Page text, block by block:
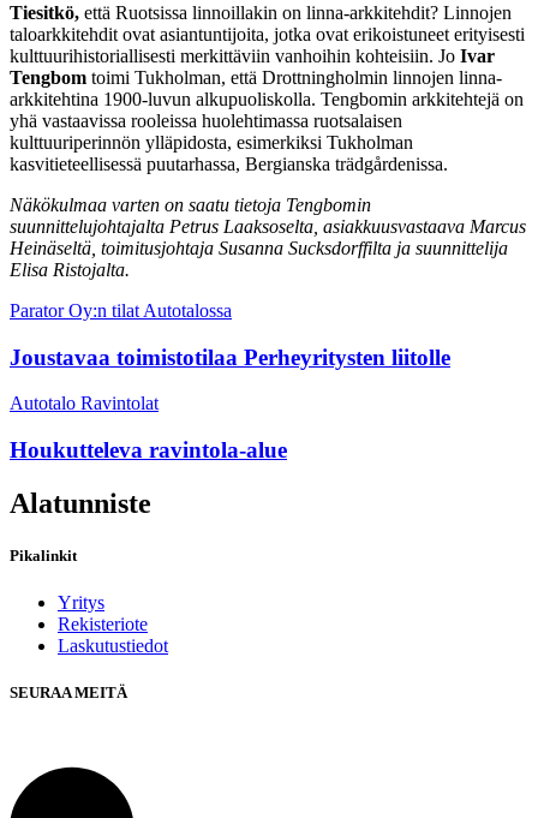
Tiesitkö, että Ruotsissa linnoillakin on linna-arkkitehdit? Linnojen
taloarkkitehdit ovat asiantuntijoita, jotka ovat erikoistuneet erityisesti
kulttuurihistoriallisesti merkittäviin vanhoihin kohteisiin. Jo Ivar
Tengbom toimi Tukholman, että Drottningholmin linnojen linna-
arkkitehtina 1900-luvun alkupuoliskolla. Tengbomin arkkitehtejä on
yhä vastaavissa rooleissa huolehtimassa ruotsalaisen
kulttuuriperinnön ylläpidosta, esimerkiksi Tukholman
kasvitieteellisessä puutarhassa, Bergianska trädgårdenissa.
Näkökulmaa varten on saatu tietoja Tengbomin
suunnittelujohtajalta Petrus Laaksoselta, asiakkuusvastaava Marcus
Heinäseltä, toimitusjohtaja Susanna Sucksdorffilta ja suunnittelija
Elisa Ristojalta.
Parator Oy:n tilat Autotalossa
Joustavaa toimistotilaa Perheyritysten liitolle
Autotalo Ravintolat
Houkutteleva ravintola-alue
Alatunniste
Pikalinkit
Yritys
Rekisteriote
Laskutustiedot
SEURAA MEITÄ